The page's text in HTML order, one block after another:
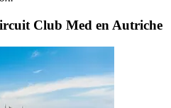
Club Med en Autriche